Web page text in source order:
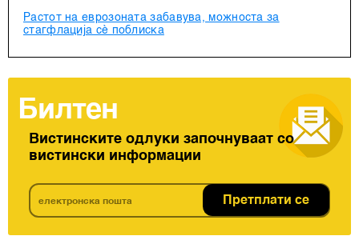
Растот на еврозоната забавува, можноста за
стагфлација сè поблиска
Билтен
Вистинските одлуки започнуваат со
вистински информации
Претплати се